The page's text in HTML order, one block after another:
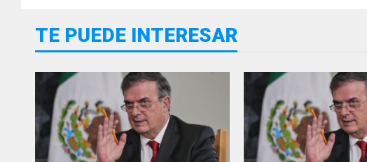
TE PUEDE INTERESAR